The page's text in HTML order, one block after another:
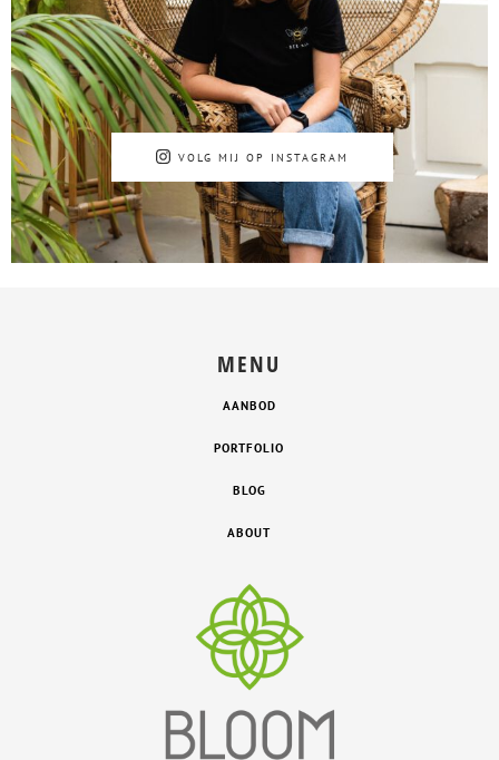
VOLG MIJ OP INSTAGRAM
MENU
AANBOD
PORTFOLIO
BLOG
ABOUT